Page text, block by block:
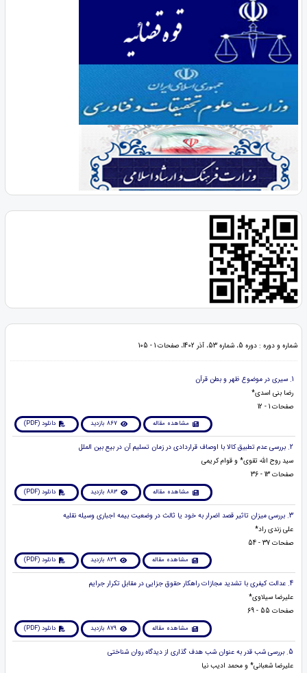
شماره و دوره : دوره 5، شماره 53، آذر 1402، صفحات 1 - 105
1. سیری در موضوع ظهر و بطن قرآن
رضا بنی اسدی*
صفحات 1 - 12
مشاهده مقاله 867 بازدید دانلود (PDF)
2. بررسی عدم تطبیق کالا با اوصاف قراردادی در زمان تسلیم آن در بیع بین الملل
سید روح الله تقوی* و قوام کریمی
صفحات 13 - 36
مشاهده مقاله 883 بازدید دانلود (PDF)
3. بررسی میزان تاثیر قصد اضرار به خود یا ثالث در وضعیت بیمه اجباری وسیله نقلیه
علی زندی راد*
صفحات 37 - 54
مشاهده مقاله 829 بازدید دانلود (PDF)
4. عدالت کیفری با تشدید مجازات راهکار حقوق جزایی در مقابل تکرار جرایم
علیرضا سیلاوی*
صفحات 55 - 69
مشاهده مقاله 879 بازدید دانلود (PDF)
5. بررسی شب قدر به عنوان شب هدف گذاری از دیدگاه روان شناختی
علیرضا شعبانی* و محمد ادیب نیا